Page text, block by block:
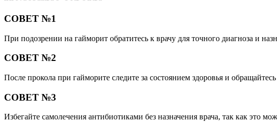
СОВЕТ №1
При подозрении на гайморит обратитесь к врачу для точного диагноза и
СОВЕТ №2
После прокола при гайморите следите за состоянием здоровья и
СОВЕТ №3
Избегайте самолечения антибиотиками без назначения врача, так как это